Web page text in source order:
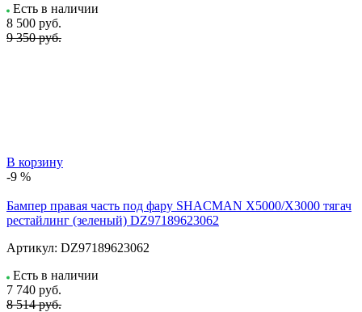
Есть в наличии
8 500 руб.
9 350 руб.
В корзину
-9 %
Бампер правая часть под фару SHACMAN X5000/X3000 тягач
рестайлинг (зеленый) DZ97189623062
Артикул: DZ97189623062
Есть в наличии
7 740 руб.
8 514 руб.